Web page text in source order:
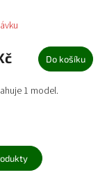
Do košíku
1 model.